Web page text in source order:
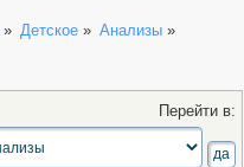
» Детское» Анализы»
Перейти в: